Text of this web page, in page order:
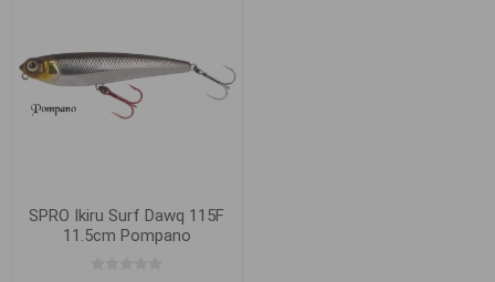
SPRO Ikiru Surf Dawq 115F
11.5cm Pompano